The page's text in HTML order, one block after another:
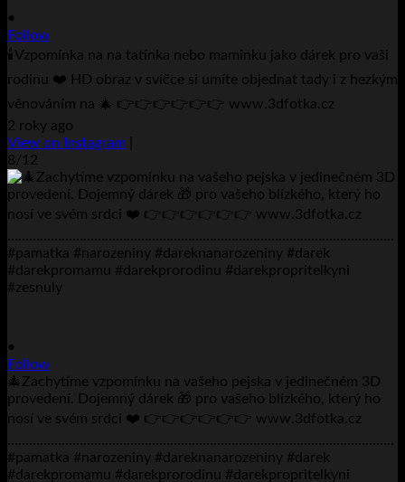
•
Follow
🕯️Vzpomínka na na tatínka nebo maminku jako dárek pro vaši
rodinu ❤️ HD obraz v svíčce si umíte objednat tady i z hezkým
věnováním na 🎄 👉👉👉👉👉👉 www.3dfotka.cz
2 roky ago
View on Instagram
8/12
•
Follow
🎄Zachytíme vzpomínku na vašeho pejska v jedinečném 3D
provedení. Dojemný dárek 🎁 pro vašeho blízkého, který ho
nosí ve svém srdci ❤️ 👉👉👉👉👉👉 www.3dfotka.cz
……………………………………………………………………………………………..
#pamatka #narozeniny #dareknanarozeniny #darek
#darekpromamu #darekprorodinu #darekpropritelkyni